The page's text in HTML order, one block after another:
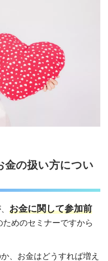
金の扱い方につい
お金に関して参加前
ためのセミナーですから
、お金はどうすれば増え